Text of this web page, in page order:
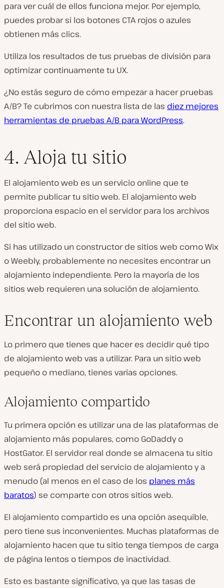
para ver cuál de ellos funciona mejor. Por ejemplo,
puedes probar si los botones CTA rojos o azules
obtienen más clics.
Utiliza los resultados de tus pruebas de división para
optimizar continuamente tu UX.
¿No estás seguro de cómo empezar a hacer pruebas
A/B? Te cubrimos con nuestra lista de las diez mejores
herramientas de pruebas A/B para WordPress.
4. Aloja tu sitio
El alojamiento web es un servicio online que te
permite publicar tu sitio web. El alojamiento web
proporciona espacio en el servidor para los archivos
del sitio web.
Si has utilizado un constructor de sitios web como Wix
o Weebly, probablemente no necesites encontrar un
alojamiento independiente. Pero la mayoría de los
sitios web requieren una solución de alojamiento.
Encontrar un alojamiento web
Lo primero que tienes que hacer es decidir qué tipo
de alojamiento web vas a utilizar. Para un sitio web
pequeño o mediano, tienes varias opciones.
Alojamiento compartido
Tu primera opción es utilizar una de las plataformas de
alojamiento más populares, como GoDaddy o
HostGator. El servidor real donde se almacena tu sitio
web será propiedad del servicio de alojamiento y a
menudo (al menos en el caso de los planes más
baratos) se comparte con otros sitios web.
El alojamiento compartido es una opción asequible,
pero tiene sus inconvenientes. Muchas plataformas de
alojamiento hacen que tu sitio tenga tiempos de carga
de página lentos o tiempos de inactividad.
Esto es bastante significativo, ya que las tasas de